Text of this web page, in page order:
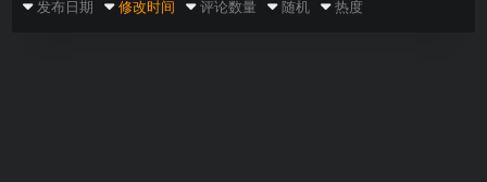
发布日期 修改时间 评论数量 随机 热度